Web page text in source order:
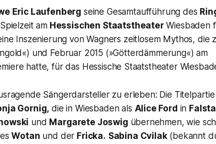
Eric Laufenberg seine Gesamtaufführung des
amHessischen StaatstheaterWiesbaden
Inszenierung von Wagners zeitlosem Mythos, die
und Februar 2015 (»Götterdämmerung«) am
hatte, für das Hessische Staatstheater
Sängerdarsteller zu erleben: Die
Gornig, die in Wiesbaden als Alice Ford in
und Margarete Joswig übernehmen, wie
Wotan und der Fricka. Sabina Cvilak(bekannt